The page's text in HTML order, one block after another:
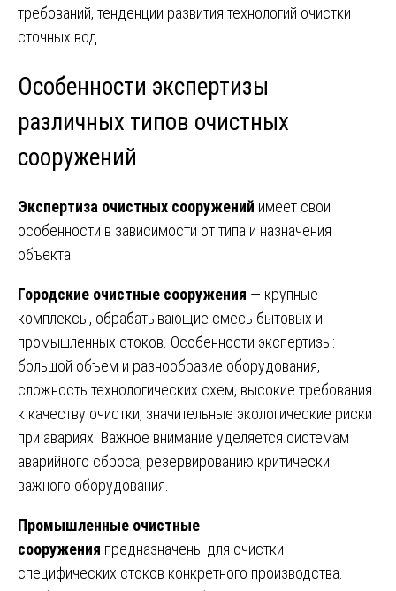
требований, тенденции развития технологий очистки
сточных вод.
Особенности экспертизы
различных типов очистных
сооружений
Экспертиза очистных сооружений имеет свои
особенности в зависимости от типа и назначения
объекта.
Городские очистные сооружения — крупные
комплексы, обрабатывающие смесь бытовых и
промышленных стоков. Особенности экспертизы:
большой объем и разнообразие оборудования,
сложность технологических схем, высокие требования
к качеству очистки, значительные экологические риски
при авариях. Важное внимание уделяется системам
аварийного сброса, резервированию критически
важного оборудования.
Промышленные очистные
сооружения предназначены для очистки
специфических стоков конкретного производства.